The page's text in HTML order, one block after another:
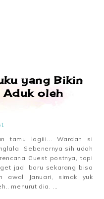
yang Bikin
Aduk oleh
tamu lagiii... Wardah si
Sebenernya sih udah
Guest postnya, tapi
jadi baru sekarang bisa
awal Januari, simak yuk
menurut dia. ...